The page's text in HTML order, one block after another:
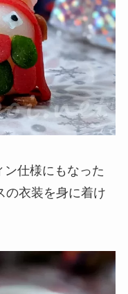
仕様にもなった
の衣装を身に着け